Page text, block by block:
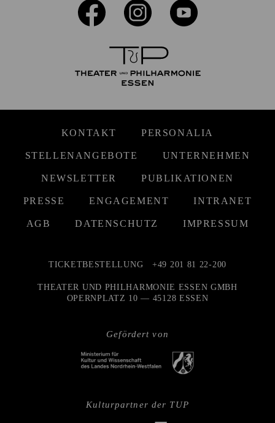
KONTAKT PERSONALIA
STELLENANGEBOTE UNTERNEHMEN
NEWSLETTER PUBLIKATIONEN
PRESSE ENGAGEMENT INTRANET
AGB DATENSCHUTZ IMPRESSUM
Gefördert von
TICKETBESTELLUNG +49 201 81 22-200
THEATER UND PHILHARMONIE ESSEN GMBH
OPERNPLATZ 10 — 45128 ESSEN
Kulturpartner der TUP